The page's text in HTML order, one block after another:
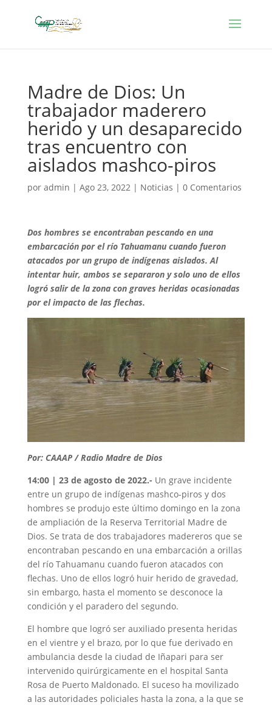
Madre de Dios: Un
trabajador maderero
herido y un desaparecido
tras encuentro con
aislados mashco-piros
por admin | Ago 23, 2022| Noticias | 0 Comentarios
Dos hombres se encontraban pescando en una
embarcación por el río Tahuamanu cuando fueron
atacados por un grupo de indígenas aislados. Al
intentar huir, ambos se separaron y solo uno de ellos
logró salir de la zona con graves heridas ocasionadas
por el impacto de las flechas.
Por: CAAAP / Radio Madre de Dios
14:00 | 23 de agosto de 2022.- Un grave incidente
entre un grupo de indígenas mashco-piros y dos
hombres se produjo este último domingo en la zona
de ampliación de la Reserva Territorial Madre de
Dios. Se trata de dos trabajadores madereros que se
encontraban pescando en una embarcación a orillas
del río Tahuamanu cuando fueron atacados con
flechas. Uno de ellos logró huir herido de gravedad,
sin embargo, hasta el momento se desconoce la
condición y el paradero del segundo.
El hombre que logró ser auxiliado presenta heridas
en el vientre y el brazo, por lo que fue derivado en
ambulancia desde la ciudad de Iñapari para ser
intervenido quirúrgicamente en el hospital Santa
Rosa de Puerto Maldonado. El suceso ha movilizado
a las autoridades policiales hasta la zona, a la que se